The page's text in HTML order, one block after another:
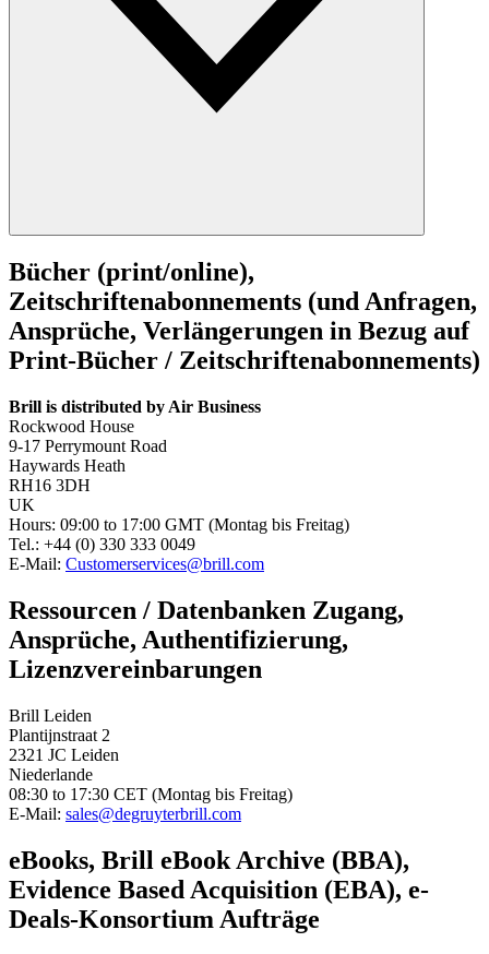
Bücher (print/online),
Zeitschriftenabonnements (und Anfragen,
Ansprüche, Verlängerungen in Bezug auf
Print-Bücher / Zeitschriftenabonnements)
Brill is distributed by Air Business
Rockwood House
9-17 Perrymount Road
Haywards Heath
RH16 3DH
UK
Hours: 09:00 to 17:00 GMT (Montag bis Freitag)
Tel.: +44 (0) 330 333 0049
E-Mail: Customerservices@brill.com
Ressourcen / Datenbanken Zugang,
Ansprüche, Authentifizierung,
Lizenzvereinbarungen
Brill Leiden
Plantijnstraat 2
2321 JC Leiden
Niederlande
08:30 to 17:30 CET (Montag bis Freitag)
E-Mail: sales@degruyterbrill.com
eBooks, Brill eBook Archive (BBA),
Evidence Based Acquisition (EBA), e-
Deals-Konsortium Aufträge